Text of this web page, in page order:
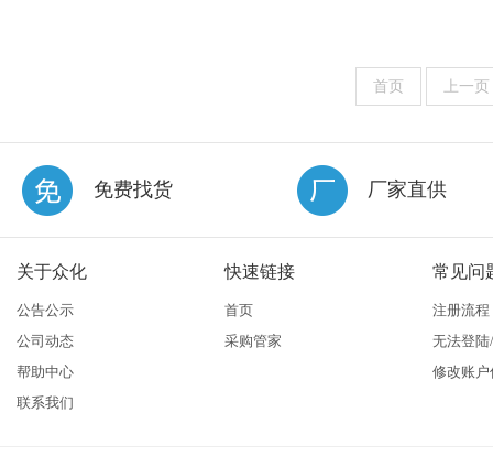
首页 上一页
免费找货 厂家直供
关于众化
公告公示
公司动态
帮助中心
联系我们
快速链接
首页
采购管家
常见问
注册流程
无法登
修改账户